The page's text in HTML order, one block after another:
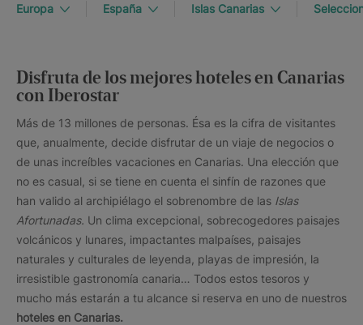
Europa España Islas Canarias
Disfruta de los mejores hoteles en Canarias
con Iberostar
Más de 13 millones de personas. Ésa es la cifra de visitantes
que, anualmente, decide disfrutar de un viaje de negocios o
de unas increíbles vacaciones en Canarias. Una elección que
no es casual, si se tiene en cuenta el sinfín de razones que
han valido al archipiélago el sobrenombre de las Islas
Afortunadas. Un clima excepcional, sobrecogedores paisajes
volcánicos y lunares, impactantes malpaíses, paisajes
naturales y culturales de leyenda, playas de impresión, la
irresistible gastronomía canaria… Todos estos tesoros y
mucho más estarán a tu alcance si reserva en uno de nuestros
hoteles en Canarias.